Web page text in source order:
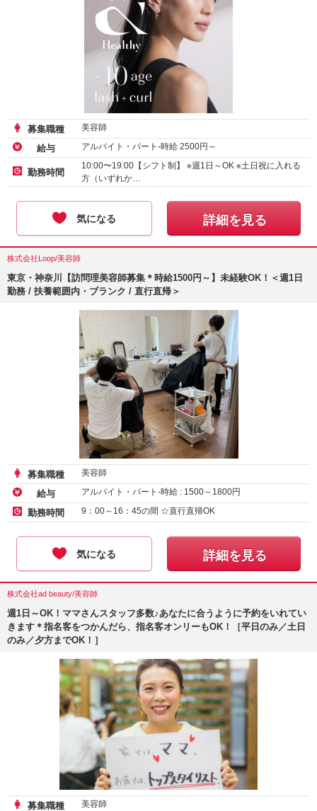
募集職種 美容師
給与 アルバイト・パート-時給 2500円～
勤務時間
10:00〜19:00【シフト制】 ※週1日～OK ※土日祝に入れる
方（いずれか…
気になる 詳細を見る
株式会社Loop/美容師
東京・神奈川【訪問理美容師募集＊時給1500円～】未経験OK！＜週1日
勤務 / 扶養範囲内・ブランク / 直行直帰＞
募集職種 美容師
給与 アルバイト・パート-時給 : 1500～ 1800円
勤務時間 9：00～16：45の間 ☆直行直帰OK
気になる 詳細を見る
株式会社ad beauty/美容師
週1日～OK！ママさんスタッフ多数♪あなたに合うように予約をいれてい
きます＊指名客をつかんだら、指名客オンリーもOK！［平日のみ／土日
のみ／夕方までOK！］
募集職種 美容師